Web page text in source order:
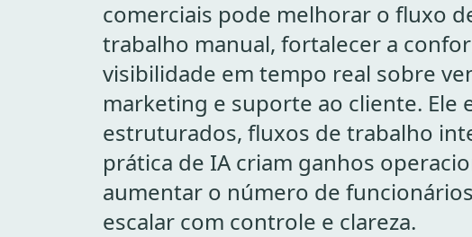
comerciais pode melhorar o fluxo
trabalho manual, fortalecer a
visibilidade em tempo real sobre
marketing e suporte ao cliente. Ele
estruturados, fluxos de trabalho
prática de IA criam ganhos
aumentar o número de
escalar com controle e clareza.